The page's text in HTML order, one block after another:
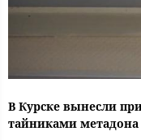
В Курске вынесли
тайниками метадона